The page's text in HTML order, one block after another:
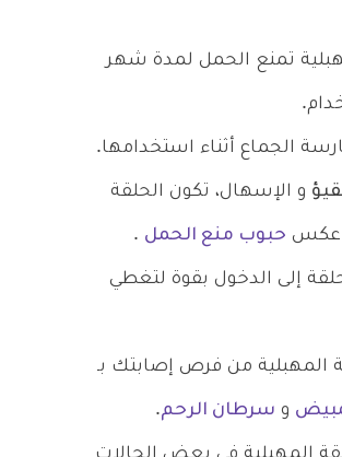
تمنع الحمل لمدة شهر
الجماع أثناء استخدامها.
و الإسهال، تكون الحلقة
عكس حبوب منع الحمل .
إلى الدخول بقوة لتغطي
المهبلية من فرص إصابتك بـ
و سرطان الرحم.